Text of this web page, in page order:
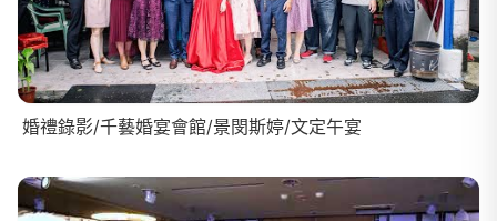
婚禮錄影/千藝婚宴會館/景閔斯婷/文定午宴